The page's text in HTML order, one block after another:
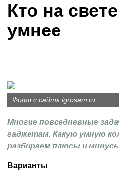
Кто на
умнее
Фото с сайта igrosam.ru
Многие повседневные
гаджетам. Какую умную
разбираем плюсы и
Варианты